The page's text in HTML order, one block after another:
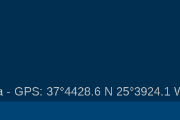
GPS: 37°4428.6 N 25°3924.1